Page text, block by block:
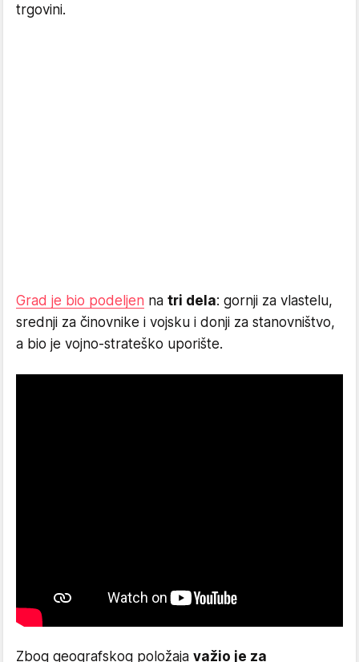
trgovini.
Grad je bio podeljen na tri dela: gornji za vlastelu,
srednji za činovnike i vojsku i donji za stanovništvo,
a bio je vojno-strateško uporište.
Zbog geografskog položaja važio je za